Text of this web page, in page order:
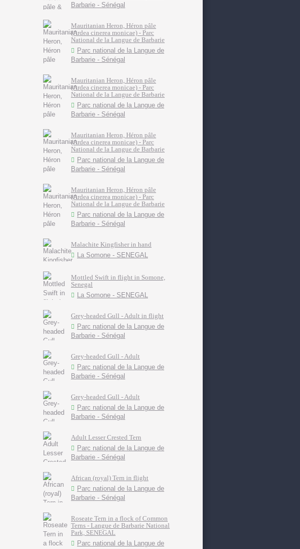
Barbarie - Sénégal
Mauritanian Heron, Héron pâle
(Ardea cinerea monicae) - Parc
National de la Langue de Barbarie
Parc national de la Langue de
Barbarie - Sénégal
Mauritanian Heron, Héron pâle
(Ardea cinerea monicae) - Parc
National de la Langue de Barbarie
Parc national de la Langue de
Barbarie - Sénégal
Mauritanian Heron, Héron pâle
(Ardea cinerea monicae) - Parc
National de la Langue de Barbarie
Parc national de la Langue de
Barbarie - Sénégal
Mauritanian Heron, Héron pâle
(Ardea cinerea monicae) - Parc
National de la Langue de Barbarie
Parc national de la Langue de
Barbarie - Sénégal
Malachite Kingfisher in hand
La Somone - SENEGAL
Mottled Swift in flight in Somone,
Senegal
La Somone - SENEGAL
Grey-headed Gull - Adult in flight
Parc national de la Langue de
Barbarie - Sénégal
Grey-headed Gull - Adult
Parc national de la Langue de
Barbarie - Sénégal
Grey-headed Gull - Adult
Parc national de la Langue de
Barbarie - Sénégal
Adult Lesser Crested Tern
Parc national de la Langue de
Barbarie - Sénégal
African (royal) Tern in flight
Parc national de la Langue de
Barbarie - Sénégal
Roseate Tern in a flock of Common
Terns - Langue de Barbarie National
Park, SENEGAL
Parc national de la Langue de